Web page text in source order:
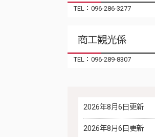
TEL：096-286-3277
商工観光係
TEL：096-289-8307
2026年8月6日更新
2026年8月6日更新